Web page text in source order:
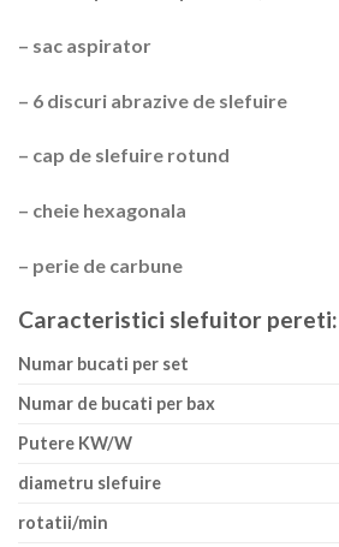
– sac aspirator
– 6 discuri abrazive de slefuire
– cap de slefuire rotund
– cheie hexagonala
– perie de carbune
Caracteristici slefuitor pereti:
Numar bucati per set
Numar de bucati per bax
Putere KW/W
diametru slefuire
rotatii/min